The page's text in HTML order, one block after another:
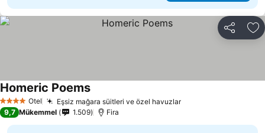
Paylaş
4 Yıldız Otel Eşsiz mağara süitleri ve özel havuzlar
Homeric Poems
9,7 Mükemmel 1.509 Fira